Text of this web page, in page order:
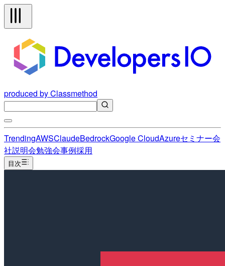
produced by Classmethod
TrendingAWSClaudeBedrockGoogle CloudAzureセミナー会
社説明会勉強会事例採用
目次